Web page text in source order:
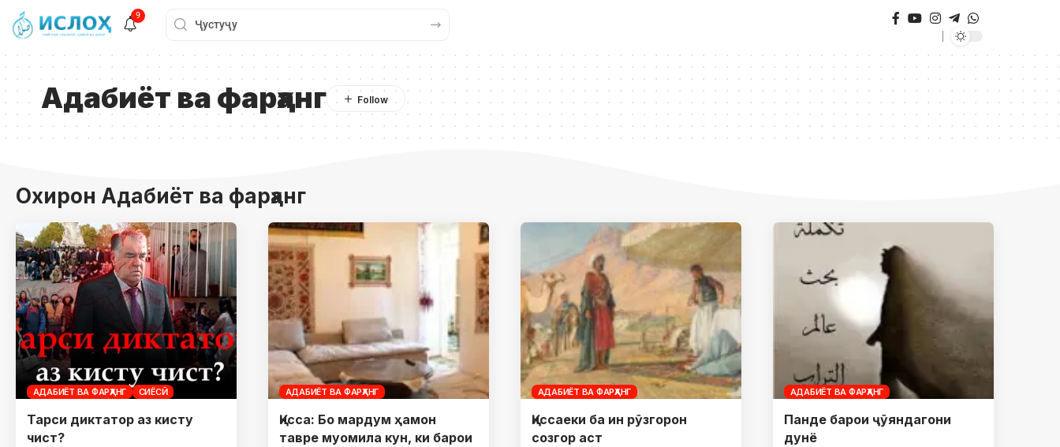
9
Адабиёт ва фарҳанг
Охирон Адабиёт ва фарҳанг
АДАБИЁТ ВА ФАРҲАНГ СИЁСӢ
Тарси диктатор аз кисту
чист?
АДАБИЁТ ВА ФАРҲАНГ
Қисса: Бо мардум ҳамон
тавре муомила кун, ки барои
АДАБИЁТ ВА ФАРҲАНГ
Қиссаеки ба ин рӯзгорон
созгор аст
АДАБИЁТ ВА ФАРҲАНГ
Панде барои ҷӯяндагони
дунё